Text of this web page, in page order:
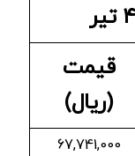
قیمت
(ریال)
67,741,000